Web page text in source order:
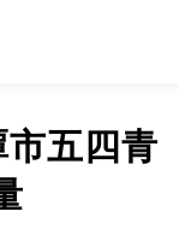
五四青